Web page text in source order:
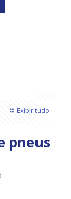
Exibir tudo
pneus